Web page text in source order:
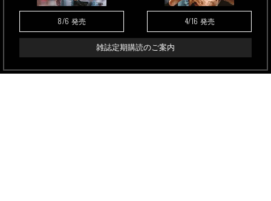
8/6 発売 4/16 発売
雑誌定期購読のご案内